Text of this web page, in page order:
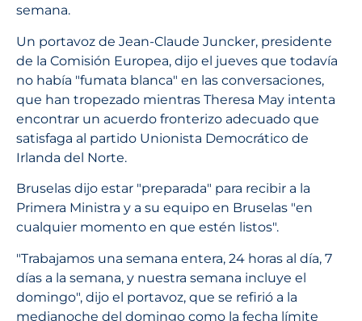
semana.
Un portavoz de Jean-Claude Juncker, presidente
de la Comisión Europea, dijo el jueves que todavía
no había "fumata blanca" en las conversaciones,
que han tropezado mientras Theresa May intenta
encontrar un acuerdo fronterizo adecuado que
satisfaga al partido Unionista Democrático de
Irlanda del Norte.
Bruselas dijo estar "preparada" para recibir a la
Primera Ministra y a su equipo en Bruselas "en
cualquier momento en que estén listos".
"Trabajamos una semana entera, 24 horas al día, 7
días a la semana, y nuestra semana incluye el
domingo", dijo el portavoz, que se refirió a la
medianoche del domingo como la fecha límite